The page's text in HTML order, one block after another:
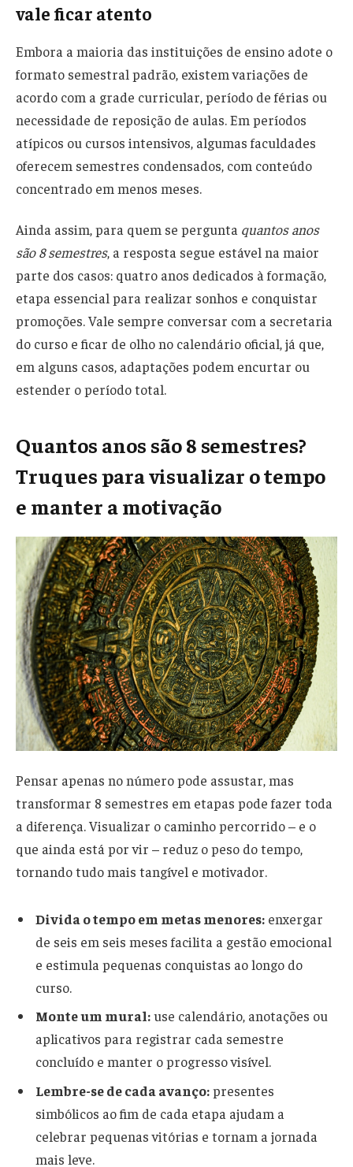
vale ficar atento
Embora a maioria das instituições de ensino adote o
formato semestral padrão, existem variações de
acordo com a grade curricular, período de férias ou
necessidade de reposição de aulas. Em períodos
atípicos ou cursos intensivos, algumas faculdades
oferecem semestres condensados, com conteúdo
concentrado em menos meses.
Ainda assim, para quem se pergunta quantos anos
são 8 semestres, a resposta segue estável na maior
parte dos casos: quatro anos dedicados à formação,
etapa essencial para realizar sonhos e conquistar
promoções. Vale sempre conversar com a secretaria
do curso e ficar de olho no calendário oficial, já que,
em alguns casos, adaptações podem encurtar ou
estender o período total.
Quantos anos são 8 semestres?
Truques para visualizar o tempo
e manter a motivação
Pensar apenas no número pode assustar, mas
transformar 8 semestres em etapas pode fazer toda
a diferença. Visualizar o caminho percorrido – e o
que ainda está por vir – reduz o peso do tempo,
tornando tudo mais tangível e motivador.
Divida o tempo em metas menores: enxergar
de seis em seis meses facilita a gestão emocional
e estimula pequenas conquistas ao longo do
curso.
Monte um mural:use calendário, anotações ou
aplicativos para registrar cada semestre
concluído e manter o progresso visível.
Lembre-se de cada avanço:presentes
simbólicos ao fim de cada etapa ajudam a
celebrar pequenas vitórias e tornam a jornada
mais leve.